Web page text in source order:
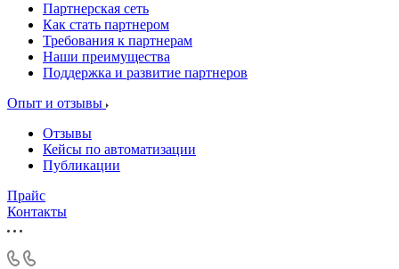
Партнерская сеть
Как стать партнером
Требования к партнерам
Наши преимущества
Поддержка и развитие партнеров
Опыт и отзывы
Отзывы
Кейсы по автоматизации
Публикации
Прайс
Контакты